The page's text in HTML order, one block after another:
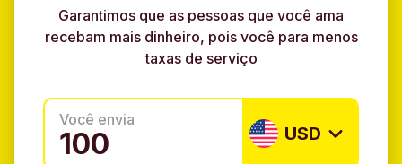
Garantimos que as pessoas que você ama
recebam mais dinheiro, pois você para menos
taxas de serviço
Você envia
USD